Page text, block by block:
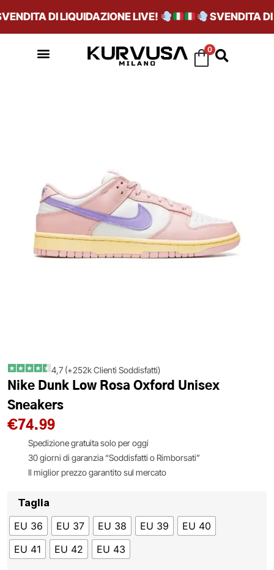
DI LIQUIDAZIONE LIVE! SVENDITA DI
0
4,7 (+252k Clienti Soddisfatti)
Nike Dunk Low Rosa Oxford Unisex
Sneakers
€74.99
Spedizione gratuita solo per oggi
30 giorni di garanzia “Soddisfatti o Rimborsati”
Il miglior prezzo garantito sul mercato
Taglia
EU 36
EU 37 EU 38 EU 39
EU 40
EU 41
EU 42 EU 43